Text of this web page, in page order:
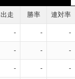
出走 勝率 連対率
- - -
- - -
- - -